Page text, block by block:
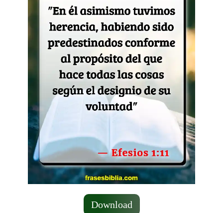
Download